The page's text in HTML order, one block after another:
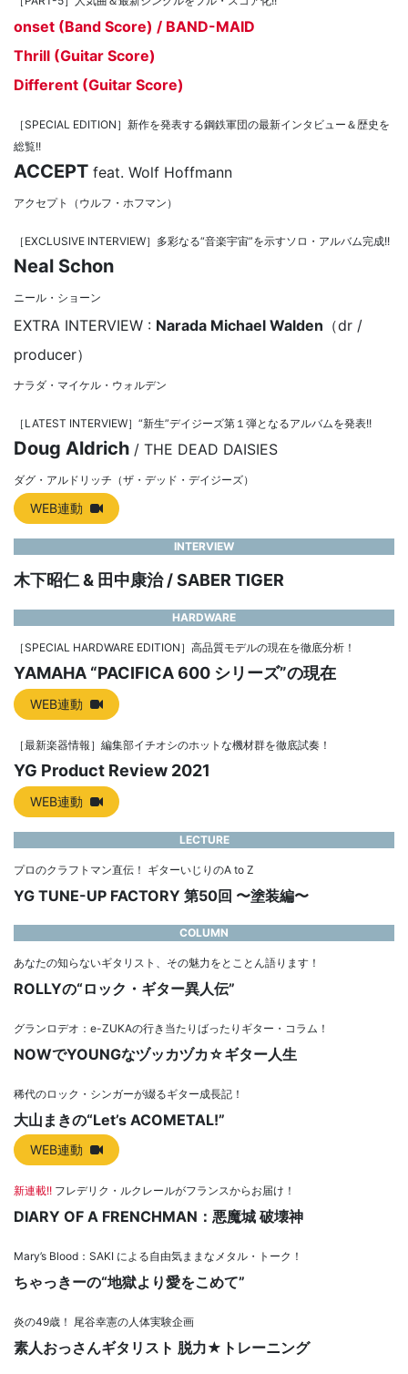
onset (Band Score) / BAND-MAID
Thrill (Guitar Score)
Different (Guitar Score)
［SPECIAL EDITION］新作を発表する鋼鉄軍団の最新インタビュー＆歴史を
総覧!!
ACCEPT feat. Wolf Hoffmann
アクセプト（ウルフ・ホフマン）
［EXCLUSIVE INTERVIEW］多彩なる“音楽宇宙”を示すソロ・アルバム完成!!
Neal Schon
ニール・ショーン
EXTRA INTERVIEW : Narada Michael Walden （dr /
producer）
ナラダ・マイケル・ウォルデン
［LATEST INTERVIEW］“新生”デイジーズ第１弾となるアルバムを発表!!
Doug Aldrich / THE DEAD DAISIES
ダグ・アルドリッチ（ザ・デッド・デイジーズ）
WEB連動
INTERVIEW
木下昭仁 & 田中康治 / SABER TIGER
HARDWARE
［SPECIAL HARDWARE EDITION］高品質モデルの現在を徹底分析！
YAMAHA “PACIFICA 600 シリーズ”の現在
WEB連動
［最新楽器情報］編集部イチオシのホットな機材群を徹底試奏！
YG Product Review 2021
WEB連動
LECTURE
プロのクラフトマン直伝！ ギターいじりのA to Z
YG TUNE-UP FACTORY 第50回 〜塗装編〜
COLUMN
あなたの知らないギタリスト、その魅力をとことん語ります！
ROLLYの“ロック・ギター異人伝”
グランロデオ：e-ZUKAの行き当たりばったりギター・コラム！
NOWでYOUNGなヅッカヅカ☆ギター人生
稀代のロック・シンガーが綴るギター成長記！
大山まきの“Let’s ACOMETAL!”
WEB連動
新連載!! フレデリク・ルクレールがフランスからお届け！
DIARY OF A FRENCHMAN：悪魔城 破壊神
Mary’s Blood：SAKI による自由気ままなメタル・トーク！
ちゃっきーの“地獄より愛をこめて”
炎の49歳！ 尾谷幸憲の人体実験企画
素人おっさんギタリスト 脱力★トレーニング